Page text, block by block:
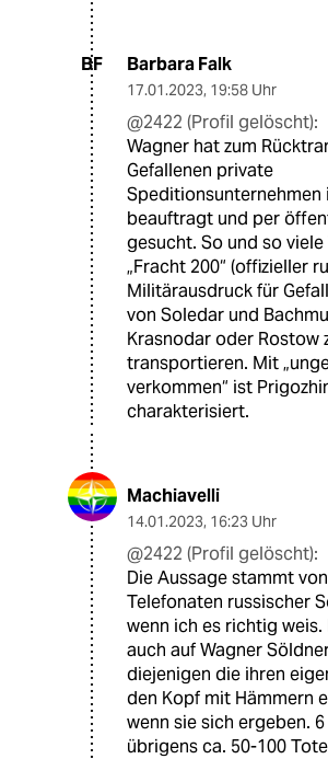
BF Barbara Falk
17.01.2023, 19:58 Uhr
@2422 (Profil gelöscht):
Wagner hat zum
Gefallenen private
Speditionsunternehmen
beauftragt und per
gesucht. So und so viele
„Fracht 200“ (offizieller
Militärausdruck für
von Soledar und
Krasnodar oder Rostow
transportieren. Mit
verkommen“ ist
charakterisiert.
Machiavelli
14.01.2023, 16:23 Uhr
@2422 (Profil gelöscht):
Die Aussage stammt
Telefonaten russischer
wenn ich es richtig weis.
auch auf Wagner
diejenigen die ihren
den Kopf mit Hämmern
wenn sie sich ergeben.
übrigens ca. 50-100